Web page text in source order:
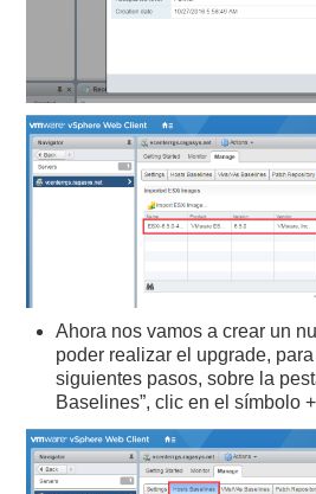
Ahora nos vamos a crear un
poder realizar el upgrade,
siguientes pasos, sobre la
Baselines”, clic en el símbolo